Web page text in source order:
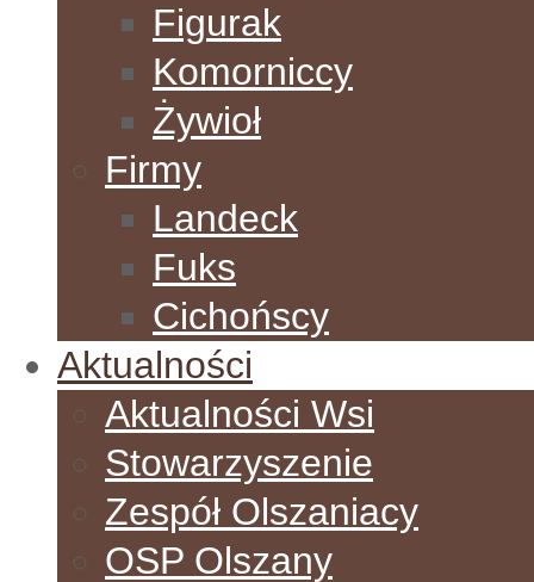
Figurak
Komorniccy
Żywioł
Firmy
Landeck
Fuks
Cichońscy
Aktualności
Aktualności Wsi
Stowarzyszenie
Zespół Olszaniacy
OSP Olszany